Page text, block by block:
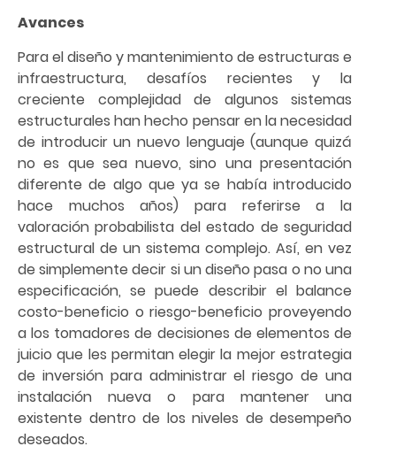
Avances
Para el diseño y mantenimiento de estructuras e
infraestructura, desafíos recientes y la
creciente complejidad de algunos sistemas
estructurales han hecho pensar en la necesidad
de introducir un nuevo lenguaje (aunque quizá
no es que sea nuevo, sino una presentación
diferente de algo que ya se había introducido
hace muchos años) para referirse a la
valoración probabilista del estado de seguridad
estructural de un sistema complejo. Así, en vez
de simplemente decir si un diseño pasa o no una
especificación, se puede describir el balance
costo-beneficio o riesgo-beneficio proveyendo
a los tomadores de decisiones de elementos de
juicio que les permitan elegir la mejor estrategia
de inversión para administrar el riesgo de una
instalación nueva o para mantener una
existente dentro de los niveles de desempeño
deseados.